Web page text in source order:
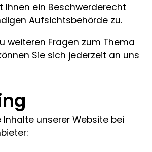
Ihnen ein Beschwerderecht
Aufsichtsbehörde zu.
weiteren Fragen zum Thema
Sie sich jederzeit an uns
unserer Website bei